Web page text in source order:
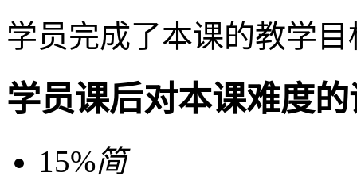
学员完成了本课的教学目
学员课后对本课难度
15%简